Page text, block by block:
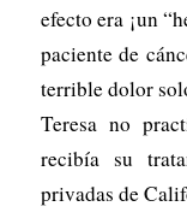
efecto era ¡un
paciente de
terrible dolor
Teresa no
recibía su
privadas de